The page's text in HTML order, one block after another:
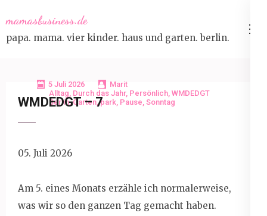
to
content
mamasbusiness.de
papa. mama. vier kinder. haus und garten. berlin.
5 Juli 2026
Marit
Alltag, Durch das Jahr, Persönlich, WMDEDGT
Berlin,Garten,park, Pause, Sonntag
WMDEDGT – 7
05. Juli 2026
Am 5. eines Monats erzähle ich normalerweise,
was wir so den ganzen Tag gemacht haben.